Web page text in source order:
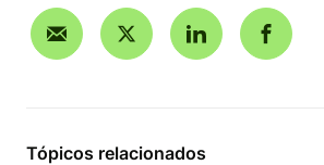
Tópicos relacionados